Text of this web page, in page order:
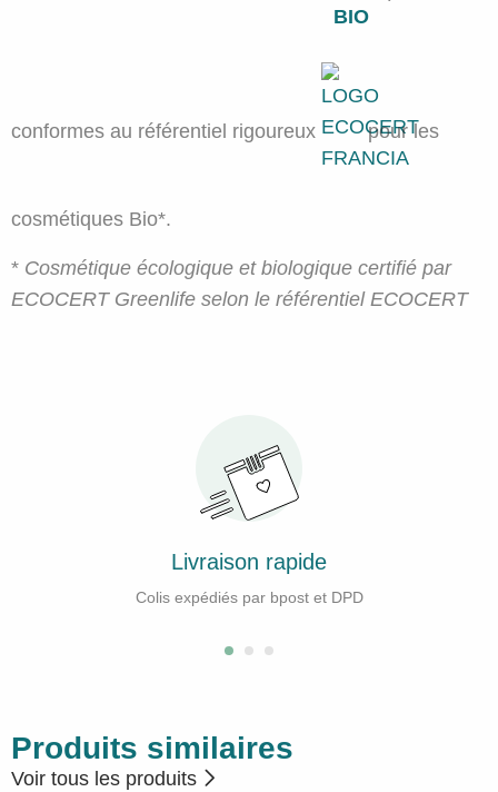
conformes au référentiel rigoureux pour les
cosmétiques Bio*.
* Cosmétique écologique et biologique certifié par
ECOCERT Greenlife selon le référentiel ECOCERT
Livraison rapide
Colis expédiés par bpost et DPD
Produits similaires
Voir tous les produits